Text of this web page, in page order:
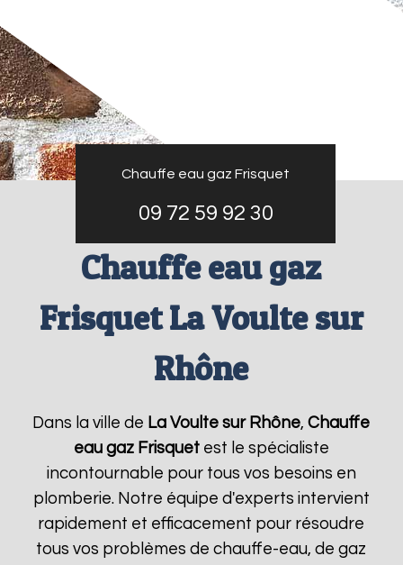
Chauffe eau gaz Frisquet
09 72 59 92 30
Chauffe eau gaz
Frisquet La Voulte sur
Rhône
Dans la ville de La Voulte sur Rhône,Chauffe
eau gaz Frisquetest le spécialiste
incontournable pour tous vos besoins en
plomberie. Notre équipe d'experts intervient
rapidement et efficacement pour résoudre
tous vos problèmes de chauffe-eau, de gaz